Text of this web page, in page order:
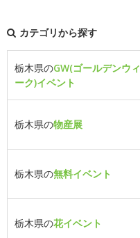
カテゴリから探す
栃木県のGW(ゴールデンウィ
ーク)イベント
栃木県の物産展
栃木県の無料イベント
栃木県の花イベント